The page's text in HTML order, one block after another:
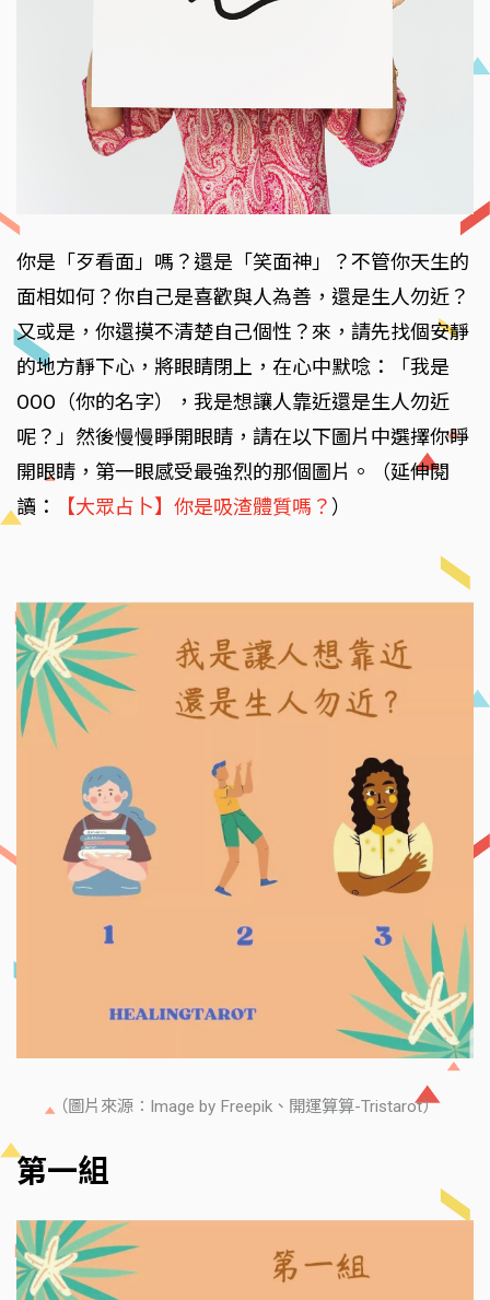
你是「歹看面」嗎？還是「笑面神」？不管你天生的
面相如何？你自己是喜歡與人為善，還是生人勿近？
又或是，你還摸不清楚自己個性？來，請先找個安靜
的地方靜下心，將眼睛閉上，在心中默唸：「我是
OOO（你的名字），我是想讓人靠近還是生人勿近
呢？」然後慢慢睜開眼睛，請在以下圖片中選擇你睜
開眼睛，第一眼感受最強烈的那個圖片。（延伸閱
讀：
【大眾占卜】你是吸渣體質嗎？）
（圖片來源：Image by Freepik、開運算算-Tristarot）
第一組